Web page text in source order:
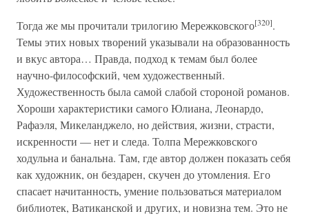
Тогда же мы прочитали трилогию Мережковского[320].
Темы этих новых творений указывали на образованность
и вкус автора… Правда, подход к темам был более
научно-философский, чем художественный.
Художественность была самой слабой стороной романов.
Хороши характеристики самого Юлиана, Леонардо,
Рафаэля, Микеланджело, но действия, жизни, страсти,
искренности — нет и следа. Толпа Мережковского
ходульна и банальна. Там, где автор должен показать себя
как художник, он бездарен, скучен до утомления. Его
спасает начитанность, умение пользоваться материалом
библиотек, Ватиканской и других, и новизна тем. Это не